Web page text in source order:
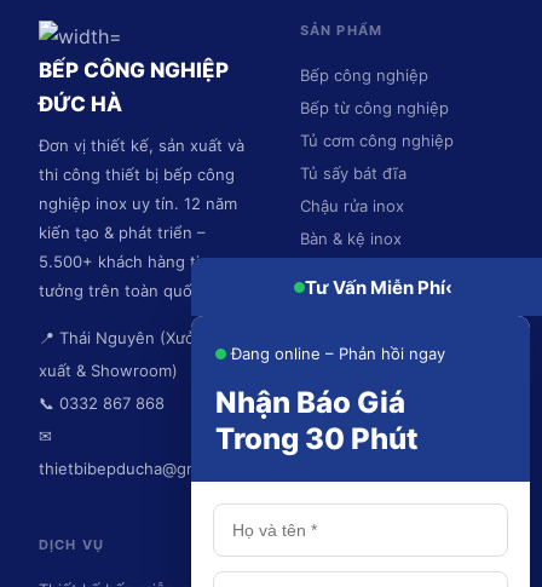
BẾP CÔNG NGHIỆP
ĐỨC HÀ
Đơn vị thiết kế, sản xuất và
thi công thiết bị bếp công
nghiệp inox uy tín. 12 năm
kiến tạo & phát triển –
5.500+ khách hàng tin
tưởng trên toàn quốc.
📍 Thái Nguyên (Xưởng sản
xuất & Showroom)
📞 0332 867 868
✉
thietbibepducha@gmail.com
SẢN PHẨM
Bếp công nghiệp
Bếp từ công nghiệp
Tủ cơm công nghiệp
Tủ sấy bát đĩa
Chậu rửa inox
Bàn & kệ inox
DỊCH VỤ
Tư Vấn Miễn Phí‹
Đang online – Phản hồi ngay
Nhận Báo Giá
Trong 30 Phút